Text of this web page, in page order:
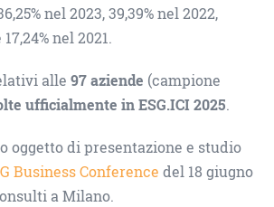
nel 2023, 39,39% nel 2022,
nel 2021.
alle 97 aziende (campione
ufficialmente in ESG.ICI 2025.
oggetto di presentazione e studio
Business Conference del 18 giugno
a Milano.